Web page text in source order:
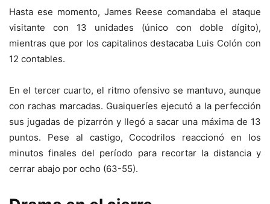
Hasta ese momento, James Reese comandaba el ataque
visitante con 13 unidades (único con doble dígito),
mientras que por los capitalinos destacaba Luis Colón con
12 contables.
En el tercer cuarto, el ritmo ofensivo se mantuvo, aunque
con rachas marcadas. Guaiqueríes ejecutó a la perfección
sus jugadas de pizarrón y llegó a sacar una máxima de 13
puntos. Pese al castigo, Cocodrilos reaccionó en los
minutos finales del período para recortar la distancia y
cerrar abajo por ocho (63-55).